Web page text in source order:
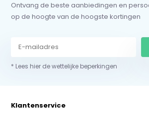
Ontvang de beste aanbiedingen en
op de hoogte van de hoogste kortingen
* Lees hier de wettelijke beperkingen
Klantenservice